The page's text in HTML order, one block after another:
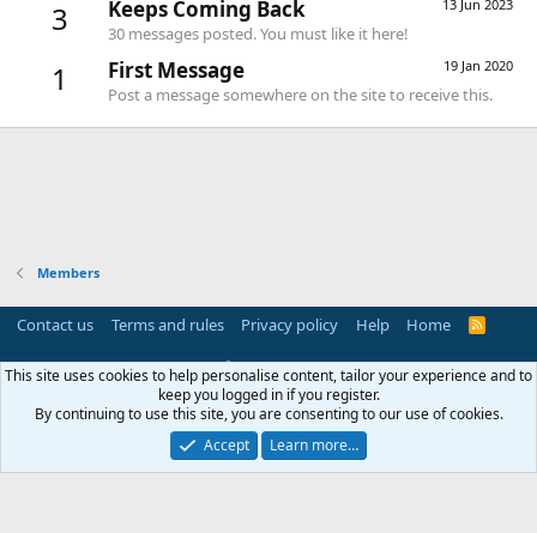
3 13 Jun 2023
Keeps Coming Back
30 messages posted. You must like it here!
1 19 Jan 2020
First Message
Post a message somewhere on the site to receive this.
Members
Contact us Terms and rules Privacy policy Help Home
R
Community platform by XenForo® © 2010-2025 XenForo Ltd.
Parts of this site powered by add-ons from DragonByte™ ©2011-2026
DragonByte Technologies(Details)
Perspective API by AddonsLab
Queries 12 Time 0.1055s
This site uses cookies to help personalise content, tailor your experience and to
keep you logged in if you register.
By continuing to use this site, you are consenting to our use of cookies.
Accept
Learn more…